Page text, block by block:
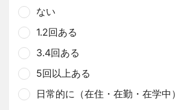
ない
1.2回ある
3.4回ある
5回以上ある
日常的に（在住・在勤・在学中）